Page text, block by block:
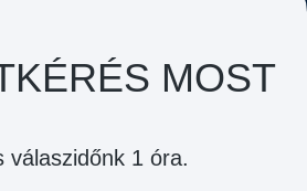
MOST
válaszidőnk 1 óra.